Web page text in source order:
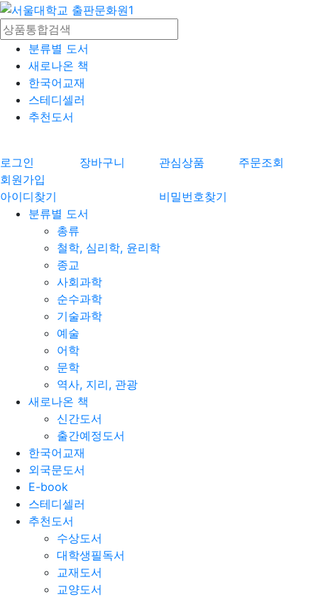
분류별 도서
새로나온 책
한국어교재
스테디셀러
추천도서
로그인 장바구니 관심상품
주문조회
회원가입
아이디찾기
비밀번호찾기
분류별 도서
총류
철학, 심리학, 윤리학
종교
사회과학
순수과학
기술과학
예술
어학
문학
역사, 지리, 관광
새로나온 책
신간도서
출간예정도서
한국어교재
외국문도서
E-book
스테디셀러
추천도서
수상도서
대학생필독서
교재도서
교양도서